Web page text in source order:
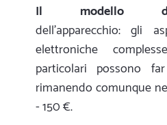
Il modello
dell'apparecchio: gli
elettroniche
particolari possono
rimanendo comunque
- 150 €.